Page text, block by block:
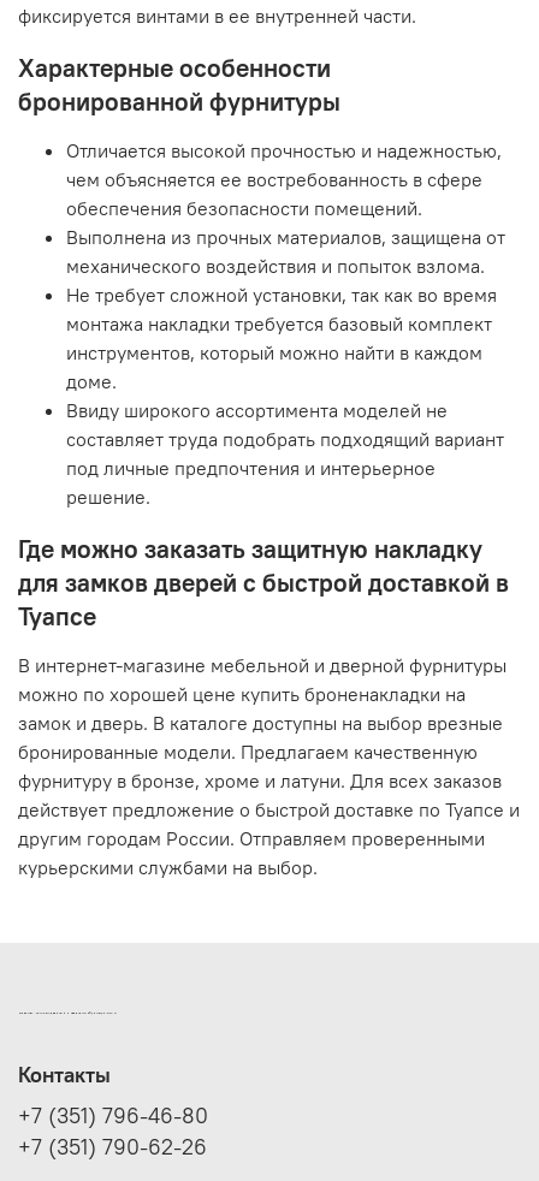
фиксируется винтами в ее внутренней части.
Характерные особенности
бронированной фурнитуры
Отличается высокой прочностью и надежностью,
чем объясняется ее востребованность в сфере
обеспечения безопасности помещений.
Выполнена из прочных материалов, защищена от
механического воздействия и попыток взлома.
Не требует сложной установки, так как во время
монтажа накладки требуется базовый комплект
инструментов, который можно найти в каждом
доме.
Ввиду широкого ассортимента моделей не
составляет труда подобрать подходящий вариант
под личные предпочтения и интерьерное
решение.
Где можно заказать защитную накладку
для замков дверей с быстрой доставкой в
Туапсе
В интернет-магазине мебельной и дверной фурнитуры
можно по хорошей цене купить броненакладки на
замок и дверь. В каталоге доступны на выбор врезные
бронированные модели. Предлагаем качественную
фурнитуру в бронзе, хроме и латуни. Для всех заказов
действует предложение о быстрой доставке по Туапсе и
другим городам России. Отправляем проверенными
курьерскими службами на выбор.
ИНТЕРНЕТ-МАГАЗИН ДВЕРНОЙ И МЕБЕЛЬНОЙ ФУРНИТУРЫ САМ
Контакты
+7 (351) 796-46-80
+7 (351) 790-62-26